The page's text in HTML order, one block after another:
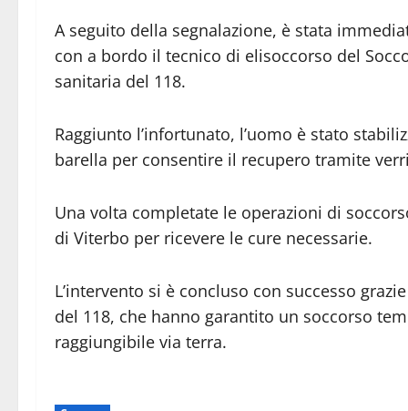
A seguito della segnalazione, è stata
con a bordo il tecnico di elisoccorso del
sanitaria del 118.
Raggiunto l’infortunato, l’uomo è stato
barella per consentire il recupero tramite
Una volta completate le operazioni di
di Viterbo per ricevere le cure necessarie.
L’intervento si è concluso con successo
del 118, che hanno garantito un soccorso
raggiungibile via terra.